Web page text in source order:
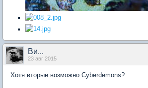
Ви...
23 авг 2015
Хотя вторые возможно Cyberdemons?